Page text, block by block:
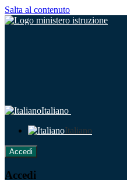
Salta al contenuto
Italiano
Italiano
Accedi
Accedi